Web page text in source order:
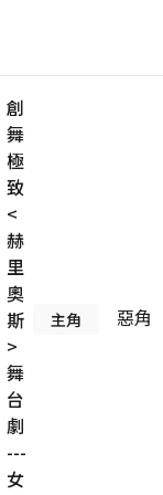
創
舞
極
致
<
赫
里
奧
斯
>
舞
台
劇
---
女
主角 惡角